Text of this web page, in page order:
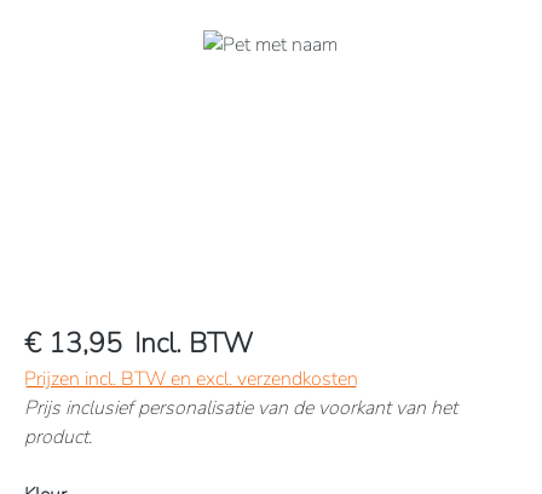
Afbeeldingengalerij overslaan
€ 13,95 Incl. BTW
Prijzen incl. BTW en excl. verzendkosten
Prijs inclusief personalisatie van de voorkant van het
product.